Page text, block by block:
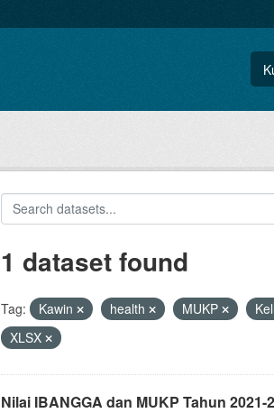
1 dataset found
Tag: Kawin health MUKP
XLSX
Nilai IBANGGA dan MUKP Tahun 2021-